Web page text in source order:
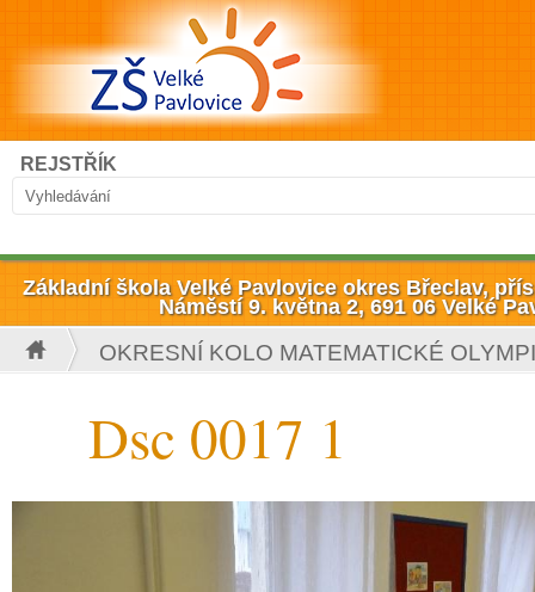
Přejít k hlavnímu obsahu
Vyhledávání
Hledat
REJSTŘÍK
Základní škola Velké Pavlovice okres Břeclav,
Náměstí 9. května 2, 691 06 Velké
Jste zde
OKRESNÍ KOLO MATEMATICKÉ
Dsc 0017 1